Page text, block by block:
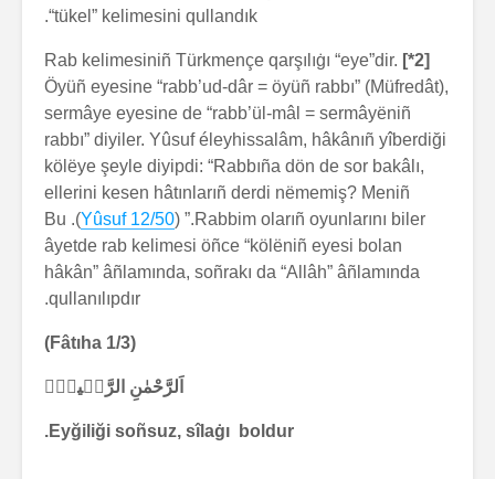
“tükel” kelimesini qullandık.
[2*]
Rab kelimesiniñ Türkmençe qarşılıġı “eye”dir.
Öyüñ eyesine “rabb’ud-dâr = öyüñ rabbı” (Müfredât),
sermâye eyesine de “rabb’ül-mâl = sermâyëniñ
rabbı” diyiler. Yûsuf éleyhissalâm, hâkânıñ yîberdiği
kölëye şeyle diyipdi: “Rabbıña dön de sor bakâlı,
ellerini kesen hâtınlarıñ derdi nëmemiş? Meniñ
Rabbim olarıñ oyunlarını biler.” (
Yûsuf 12/50
). Bu
âyetde rab kelimesi öñce “kölëniñ eyesi bolan
hâkân” âñlamında, soñrakı da “Allâh” âñlamında
qullanılıpdır.
(Fâtıha 1/3)
اَلرَّحْمٰنِ الرَّح۪يمِۙ
Eyğiliği soñsuz, sîlaġı boldur.